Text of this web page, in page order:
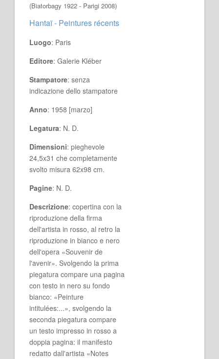
(Biatorbagy 1922 - Parigi 2008)
Hantaï - Peintures récents
Luogo: Paris
Editore: Galerie Kléber
Stampatore: senza
indicazione dello stampatore
Anno: 1958 [marzo]
Legatura: N. D.
Dimensioni: pieghevole
24,5x31 che completamente
svolto misura 62x98 cm.
Pagine: N. D.
Descrizione: copertina con la
riproduzione della firma
dell'artista in rosso, al retro la
riproduzione in bianco e nero
dell'opera «Souvenir de
l'avenir». Svolgendo la prima
piegatura compare una pagina
con testo in nero su fondo
bianco: «Peinture
intitulées:...», svolgendo la
seconda piegatura compare
un testo impresso in rosso a
doppia pagina: il manifesto
redatto dall'artista «Notes